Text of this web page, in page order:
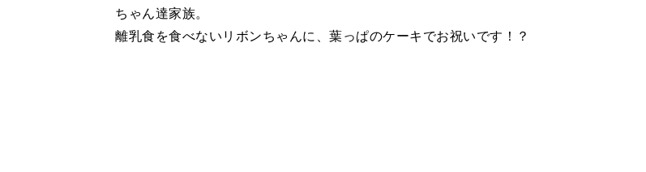
ちゃん達家族。
離乳食を食べないリボンちゃんに、葉っぱのケーキでお祝いです！？